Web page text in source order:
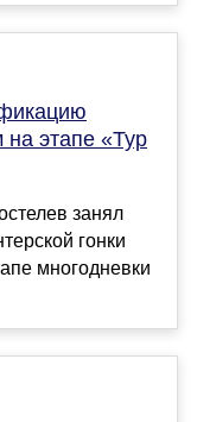
на этапе «Тур
занял
гонки
многодневки